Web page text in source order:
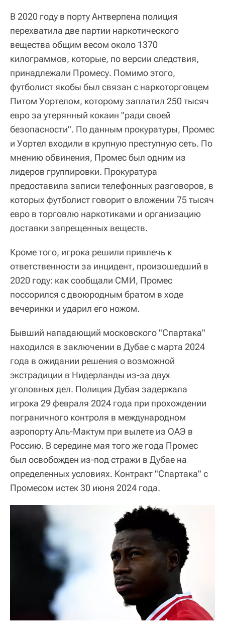
В 2020 году в порту Антверпена полиция
перехватила две партии наркотического
вещества общим весом около 1370
килограммов, которые, по версии следствия,
принадлежали Промесу. Помимо этого,
футболист якобы был связан с наркоторговцем
Питом Уортелом, которому заплатил 250 тысяч
евро за утерянный кокаин "ради своей
безопасности". По данным прокуратуры, Промес
и Уортел входили в крупную преступную сеть. По
мнению обвинения, Промес был одним из
лидеров группировки. Прокуратура
предоставила записи телефонных разговоров, в
которых футболист говорит о вложении 75 тысяч
евро в торговлю наркотиками и организацию
доставки запрещенных веществ.
Кроме того, игрока решили привлечь к
ответственности за инцидент, произошедший в
2020 году: как сообщали СМИ, Промес
поссорился с двоюродным братом в ходе
вечеринки и ударил его ножом.
Бывший нападающий московского "Спартака"
находился в заключении в Дубае с марта 2024
года в ожидании решения о возможной
экстрадиции в Нидерланды из-за двух
уголовных дел. Полиция Дубая задержала
игрока 29 февраля 2024 года при прохождении
пограничного контроля в международном
аэропорту Аль-Мактум при вылете из ОАЭ в
Россию. В середине мая того же года Промес
был освобожден из-под стражи в Дубае на
определенных условиях. Контракт "Спартака" с
Промесом истек 30 июня 2024 года.